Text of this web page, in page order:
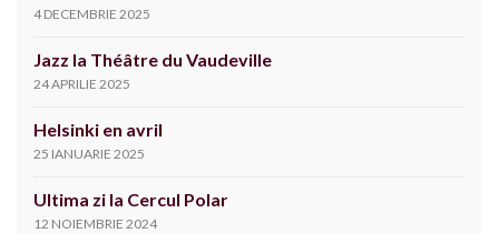
4 DECEMBRIE 2025
Jazz la Théâtre du Vaudeville
24 APRILIE 2025
Helsinki en avril
25 IANUARIE 2025
Ultima zi la Cercul Polar
12 NOIEMBRIE 2024